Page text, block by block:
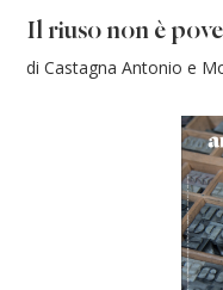
Il riuso non è
di Castagna Antonio e